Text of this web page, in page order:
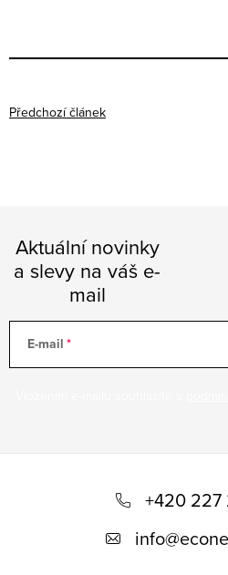
Předchozí článek
Aktuální novinky
a slevy na váš e-
mail
E-mail
+420 227
info@